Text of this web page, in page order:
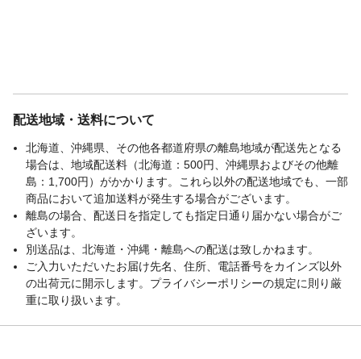
配送地域・送料について
北海道、沖縄県、その他各都道府県の離島地域が配送先となる
場合は、地域配送料（北海道：500円、沖縄県およびその他離
島：1,700円）がかかります。これら以外の配送地域でも、一部
商品において追加送料が発生する場合がございます。
離島の場合、配送日を指定しても指定日通り届かない場合がご
ざいます。
別送品は、北海道・沖縄・離島への配送は致しかねます。
ご入力いただいたお届け先名、住所、電話番号をカインズ以外
の出荷元に開示します。プライバシーポリシーの規定に則り厳
重に取り扱います。